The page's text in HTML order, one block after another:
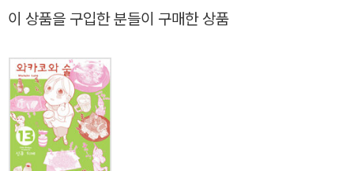
와카코. 누구 눈치 볼 필요도 없이 혼자 마음껏 먹고 싶은 것 먹
이서 마시는 것보다 가끔 혼자 깊은 사색 속에 한잔 곁들이는 것
이 더 기분 좋을 때도 있는 법. 원하는 술과 안주를 곁에 두고 나
자신을 벗삼아 한잔하는 그 각별한 행복을 느껴보자. 먹음직스러
운 안주에 시원한 술 한잔으로 목을 축이며 마음껏 혼자만의 편안
한 시간을 즐기는 와카코를 보고 있노라면 어느새 우리도 술집순
이 상품을 구입한 분들이 구매한 상품